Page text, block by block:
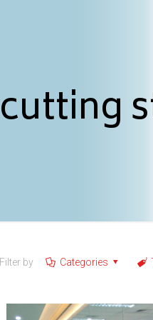
cutting
Filter by Categories